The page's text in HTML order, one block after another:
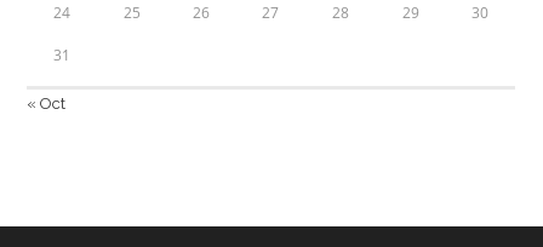
24 25 26 27 28 29 30
31
« Oct